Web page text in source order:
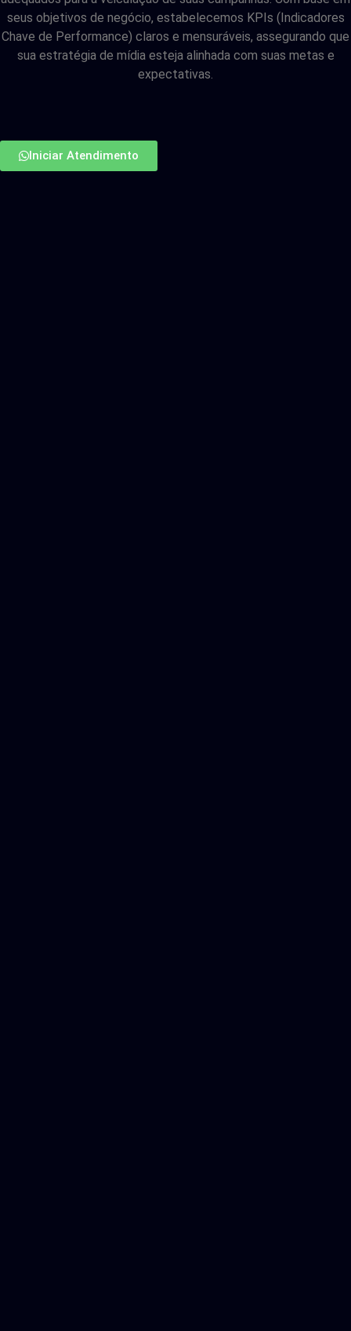
seus objetivos de negócio, estabelecemos KPIs (Indicadores
Chave de Performance) claros e mensuráveis, assegurando que
sua estratégia de mídia esteja alinhada com suas metas e
expectativas.
Iniciar Atendimento